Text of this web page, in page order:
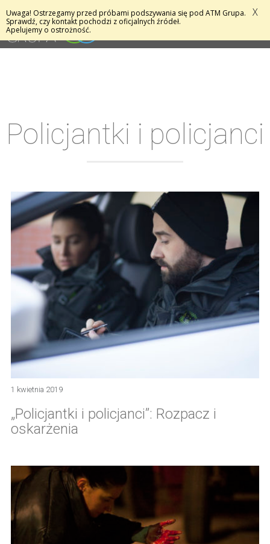
MENU
Policjantki i policjanci
1 kwietnia 2019
„Policjantki i policjanci”: Rozpacz i
oskarżenia
Uwaga! Ostrzegamy przed próbami podszywania się pod ATM Grupa.
Sprawdź, czy kontakt pochodzi z oficjalnych źródeł.
Apelujemy o ostrożność.
X